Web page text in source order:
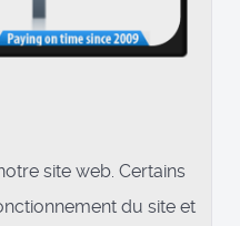
site web. Certains
du site et